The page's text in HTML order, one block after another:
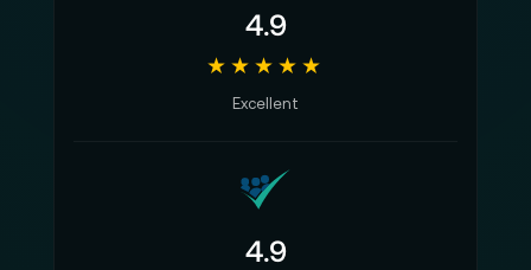
4.9
★★★★★
Excellent
4.9